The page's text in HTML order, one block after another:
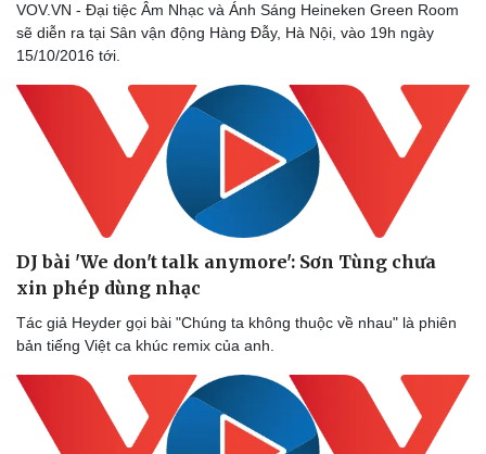
VOV.VN - Đại tiệc Âm Nhạc và Ánh Sáng Heineken Green Room
sẽ diễn ra tại Sân vận động Hàng Đẫy, Hà Nội, vào 19h ngày
15/10/2016 tới.
DJ bài 'We don't talk anymore': Sơn Tùng chưa
xin phép dùng nhạc
Tác giả Heyder gọi bài "Chúng ta không thuộc về nhau" là phiên
bản tiếng Việt ca khúc remix của anh.